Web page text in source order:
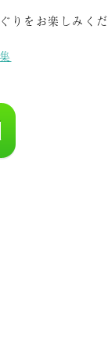
りをお楽しみく